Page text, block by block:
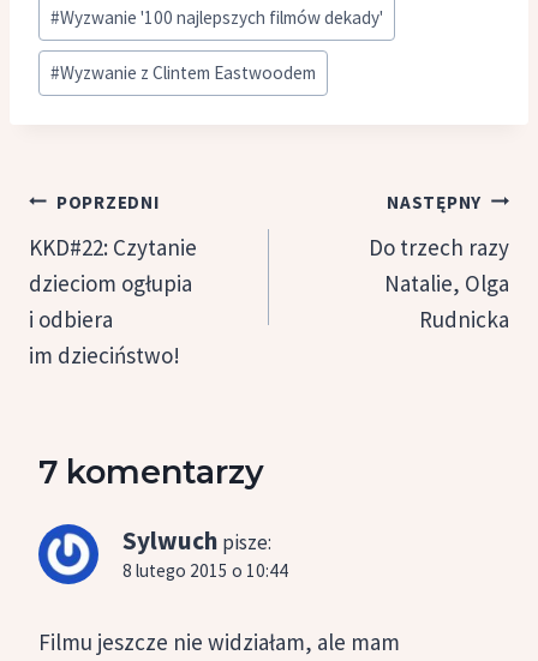
#Wyzwanie '100 najlepszych filmów dekady'
#Wyzwanie z Clintem Eastwoodem
Nawigacja
wpisu
POPRZEDNI
KKD#22: Czytanie
dzieciom ogłupia
i odbiera
im dzieciństwo!
NASTĘPNY
Do trzech razy
Natalie, Olga
Rudnicka
7 komentarzy
Sylwuch pisze:
8 lutego 2015 o 10:44
Filmu jeszcze nie widziałam, ale mam